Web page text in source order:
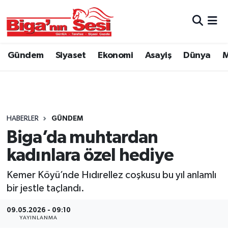
Gündem Siyaset Ekonomi Asayiş Dünya
HABERLER GÜNDEM
Biga’da muhtardan
kadınlara özel hediye
Kemer Köyü’nde Hıdırellez coşkusu bu yıl anlamlı
bir jestle taçlandı.
09.05.2026 - 09:10
YAYINLANMA
Asayiş
Belediye
Dünya
Ekonomi
Genel
Çanakkale Hava Durumu
Tüm Manşetler
Son Dakika Haberleri